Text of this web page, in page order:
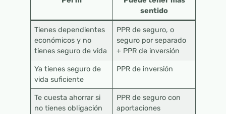
sentido
Tienes dependientes
económicos y no
tienes seguro de vida
PPR de seguro, o
seguro por separado
+ PPR de inversión
Ya tienes seguro de
vida suficiente
PPR de inversión
Te cuesta ahorrar si
no tienes obligación
PPR de seguro con
aportaciones